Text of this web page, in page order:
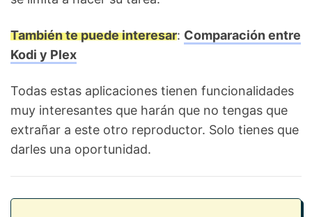
También te puede interesar: Comparación entre
Kodi y Plex
Todas estas aplicaciones tienen funcionalidades
muy interesantes que harán que no tengas que
extrañar a este otro reproductor. Solo tienes que
darles una oportunidad.